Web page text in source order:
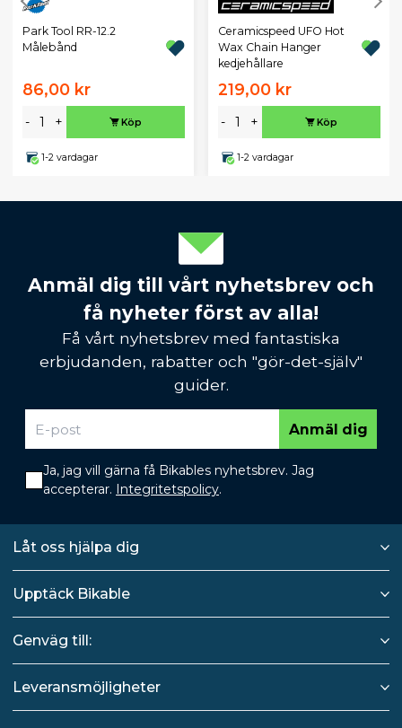
Park Tool RR-12.2
Målebånd
86,00 kr
- + Köp
1-2 vardagar
Ceramicspeed UFO Hot
Wax Chain Hanger
kedjehållare
219,00 kr
- + Köp
1-2 vardagar
Anmäl dig till vårt nyhetsbrev och
få nyheter först av alla!
Få vårt nyhetsbrev med fantastiska
erbjudanden, rabatter och "gör-det-själv"
guider.
Anmäl dig
Ja, jag vill gärna få Bikables nyhetsbrev. Jag
accepterar. Integritetspolicy.
Låt oss hjälpa dig
Upptäck Bikable
Genväg till:
Leveransmöjligheter